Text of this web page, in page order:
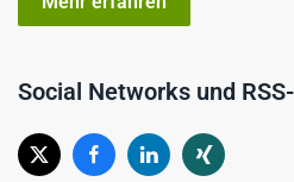
Social Networks und